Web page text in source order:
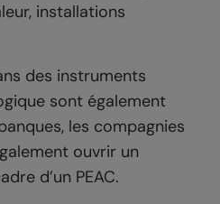
installations
des instruments
sont également
les compagnies
ouvrir un
d’un PEAC.